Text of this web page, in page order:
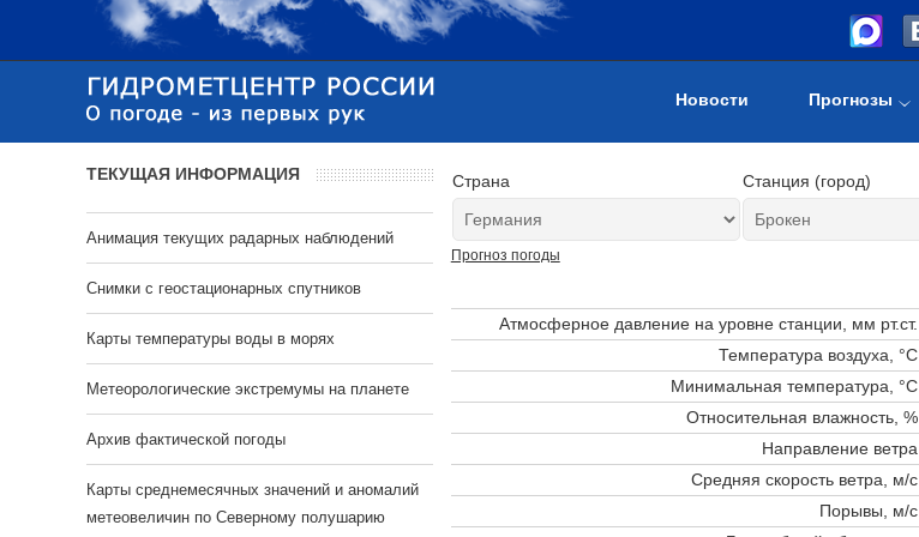
Новости Прогнозы
Страна Станция (город)
Прогноз погоды
Атмосферное давление на уровне станции, мм рт.ст.
Температура воздуха, °C
Минимальная температура, °C
Относительная влажность, %
Направление ветра
Средняя скорость ветра, м/с
Порывы, м/с
ТЕКУЩАЯ ИНФОРМАЦИЯ
Анимация текущих радарных наблюдений
Cнимки с геостационарных спутников
Карты температуры воды в морях
Метеорологические экстремумы на планете
Архив фактической погоды
Карты среднемесячных значений и аномалий
метеовеличин по Северному полушарию